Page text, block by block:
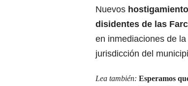
Nuevos
disidentes de las Farc
en inmediaciones de
jurisdicción del
Lea también: Esperamos